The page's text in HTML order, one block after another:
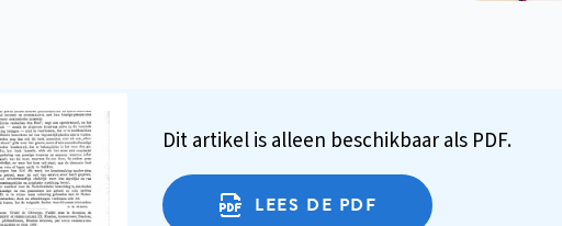
Dit artikel is alleen beschikbaar als PDF.
LEES DE PDF